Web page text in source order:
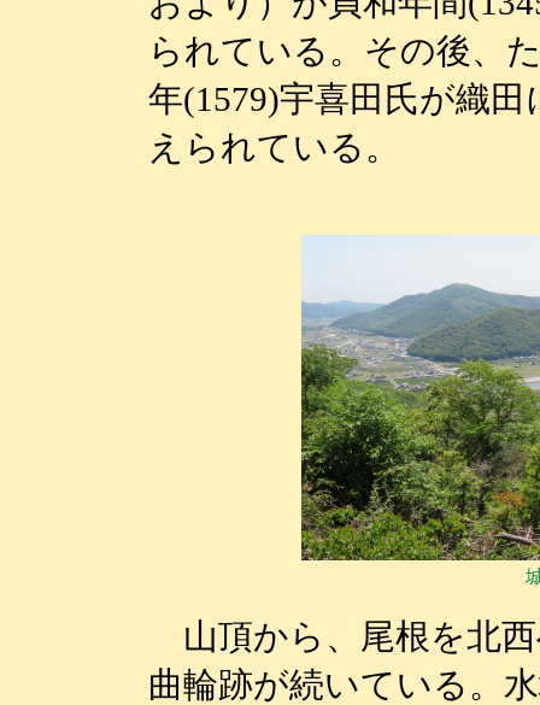
られている。その後、
年(1579)宇喜田氏が織
えられている。
山頂から、尾根を北
曲輪跡が続いている。